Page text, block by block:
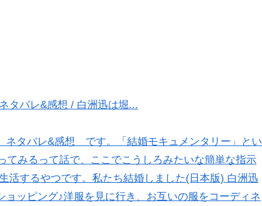
タバレ&感想 / 白洲迅は堀...
タバレ&感想 です。「結婚モキュメンタリー」とい
てみるって話で、ここでこうしろみたいな簡単な指示
活するやつです。私たち結婚しました(日本版) 白洲迅
ッピング♪洋服を見に行き、お互いの服をコーディネ